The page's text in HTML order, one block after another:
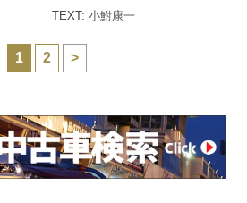
TEXT: 小鮒康一
1 2 >